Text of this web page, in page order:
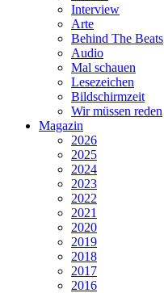
Interview
Arte
Behind The Beats
Audio
Mal schauen
Lesezeichen
Bildschirmzeit
Wir müssen reden
Magazin
2026
2025
2024
2023
2022
2021
2020
2019
2018
2017
2016